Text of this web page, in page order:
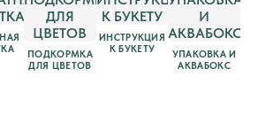
ПОДКОРМКА
ДЛЯ ЦВЕТОВ
ИНСТРУКЦИЯ
К БУКЕТУ
УПАКОВКА И
АКВАБОКС